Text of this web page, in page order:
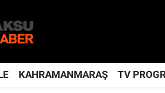
KAHRAMANMARAŞ TV